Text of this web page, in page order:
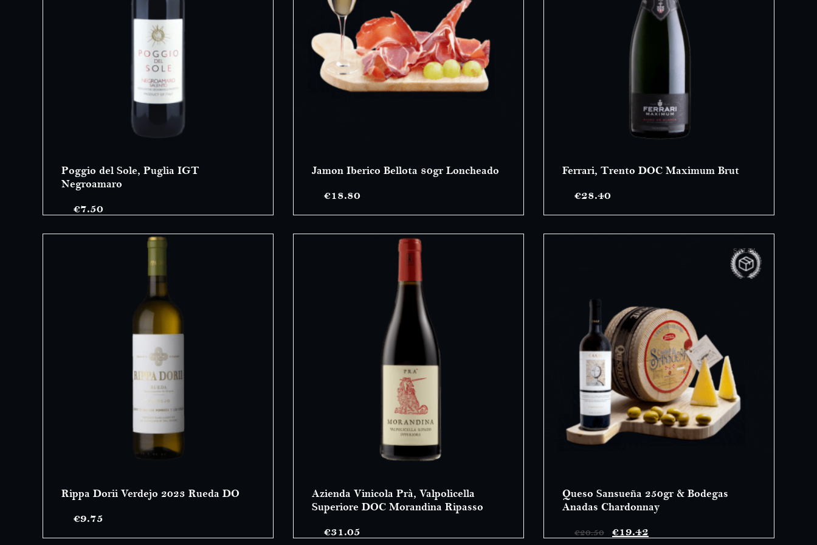
Poggio del Sole, Puglia IGT
Negroamaro
€7.50
Jamon Iberico Bellota 80gr Loncheado
€18.80
Ferrari, Trento DOC Maximum Brut
€28.40
Rippa Dorii Verdejo 2023 Rueda DO
€9.75
Azienda Vinicola Prà, Valpolicella
Superiore DOC Morandina Ripasso
€31.05
SALE!
Queso Sansueña 250gr & Bodegas
Anadas Chardonnay
€20.50 €19.42